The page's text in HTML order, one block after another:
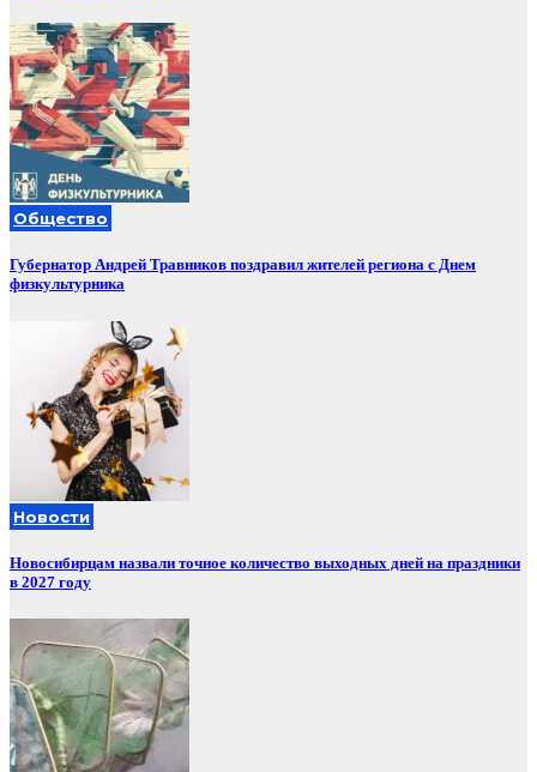
Общество
Губернатор Андрей Травников поздравил жителей региона с Днем
физкультурника
Новости
Новосибирцам назвали точное количество выходных дней на праздники
в 2027 году